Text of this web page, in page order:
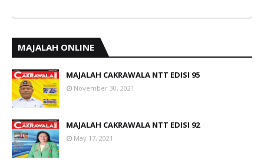
MAJALAH ONLINE
MAJALAH CAKRAWALA NTT EDISI 95
November 30, 2021
MAJALAH CAKRAWALA NTT EDISI 92
May 17, 2021